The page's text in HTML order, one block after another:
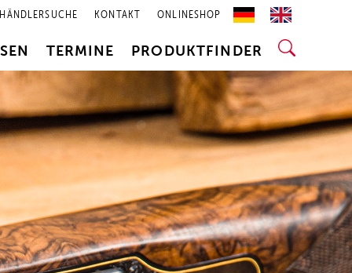
HÄNDLERSUCHE KONTAKT ONLINESHOP
TERMINE PRODUKTFINDER